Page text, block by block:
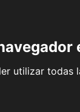
utilizar todas